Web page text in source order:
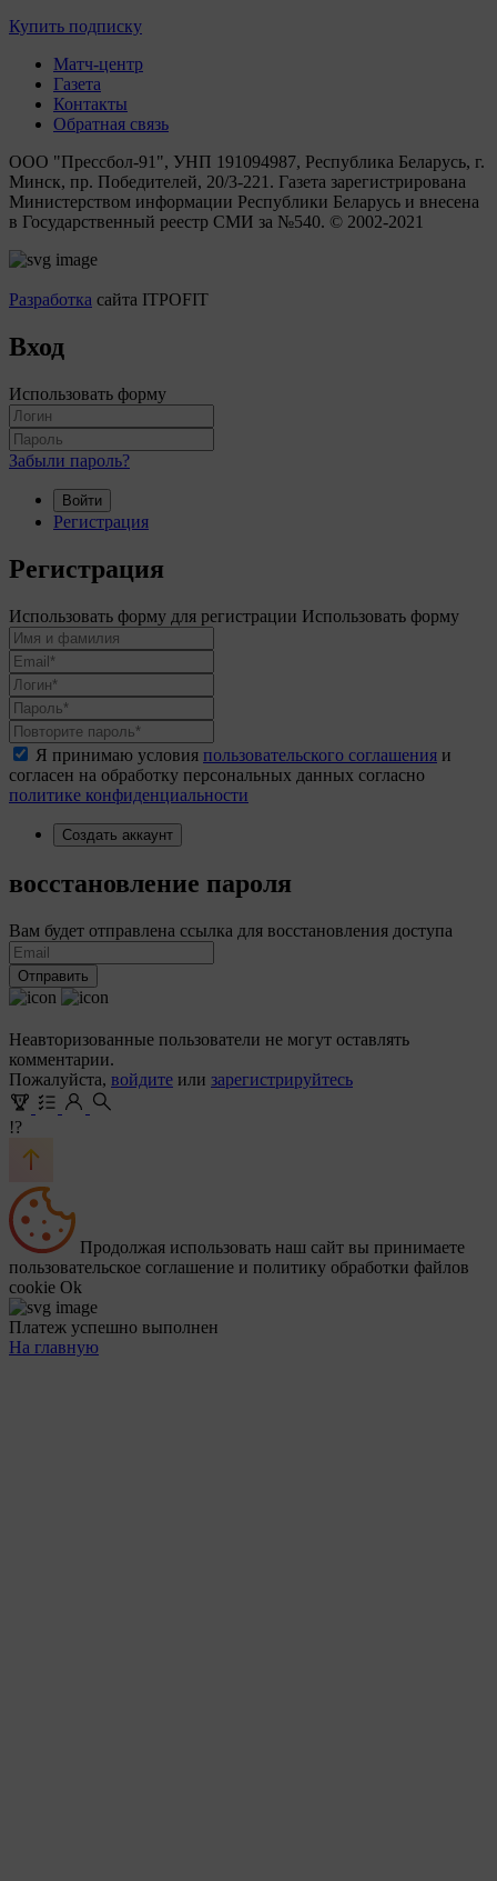
Купить подписку
Матч-центр
Газета
Контакты
Обратная связь
ООО "Прессбол-91", УНП 191094987, Республика Беларусь, г.
Минск, пр. Победителей, 20/3-221. Газета зарегистрирована
Министерством информации Республики Беларусь и внесена
в Государственный реестр СМИ за №540. © 2002-2021
Разработка сайта ITPOFIT
Вход
Использовать форму
Забыли пароль?
Войти
Регистрация
Регистрация
Использовать форму для регистрации Использовать форму
Я принимаю условия пользовательского соглашения и
согласен на обработку персональных данных согласно
политике конфиденциальности
Создать аккаунт
восстановление пароля
Вам будет отправлена ссылка для восстановления доступа
Отправить
Неавторизованные пользователи не могут оставлять
комментарии.
Пожалуйста, войдите или зарегистрируйтесь
!?
Продолжая использовать наш сайт вы принимаете
пользовательское соглашение и политику обработки файлов
cookie Ok
Платеж успешно выполнен
На главную